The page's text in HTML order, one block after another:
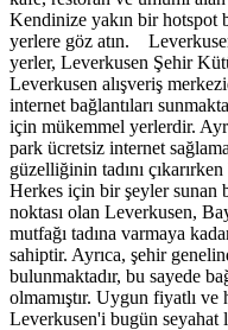
Kendinize yakın bir hotspot
yerlere göz atın.
yerler, Leverkusen Şehir
Leverkusen alışveriş
internet bağlantıları
için mükemmel yerlerdir.
park ücretsiz internet
güzelliğinin tadını
Herkes için bir şeyler sunan
noktası olan Leverkusen,
mutfağı tadına varmaya
sahiptir. Ayrıca, şehir
bulunmaktadır, bu sayede
olmamıştır. Uygun fiyatlı ve
Leverkusen'i bugün seyahat